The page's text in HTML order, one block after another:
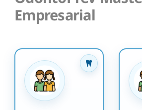
Empresarial